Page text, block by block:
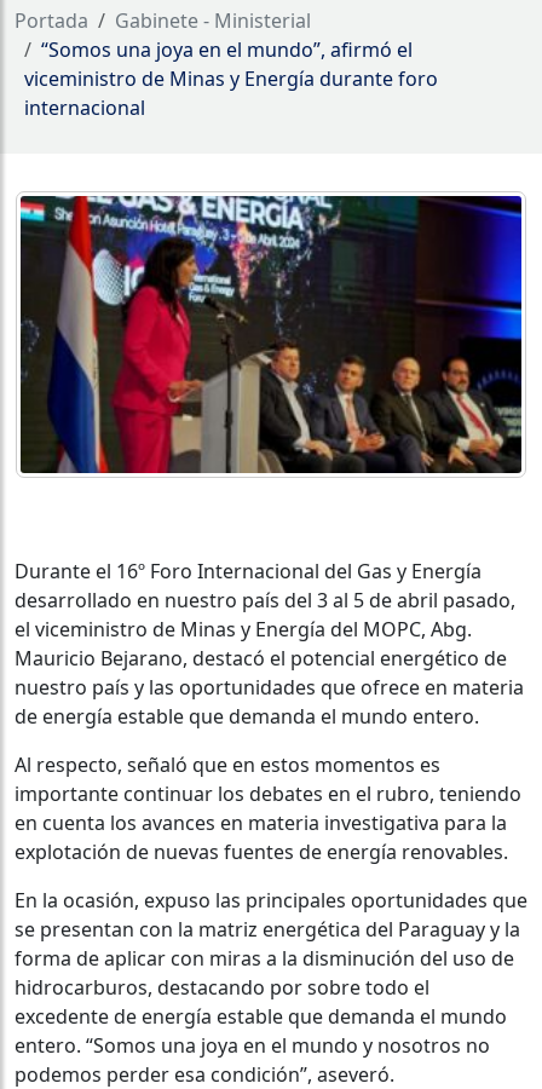
Portada
Gabinete - Ministerial
“Somos una joya en el mundo”, afirmó el
viceministro de Minas y Energía durante foro
internacional
Durante el 16º Foro Internacional del Gas y Energía
desarrollado en nuestro país del 3 al 5 de abril pasado,
el viceministro de Minas y Energía del MOPC, Abg.
Mauricio Bejarano, destacó el potencial energético de
nuestro país y las oportunidades que ofrece en materia
de energía estable que demanda el mundo entero.
Al respecto, señaló que en estos momentos es
importante continuar los debates en el rubro, teniendo
en cuenta los avances en materia investigativa para la
explotación de nuevas fuentes de energía renovables.
En la ocasión, expuso las principales oportunidades que
se presentan con la matriz energética del Paraguay y la
forma de aplicar con miras a la disminución del uso de
hidrocarburos, destacando por sobre todo el
excedente de energía estable que demanda el mundo
entero. “Somos una joya en el mundo y nosotros no
podemos perder esa condición”, aseveró.